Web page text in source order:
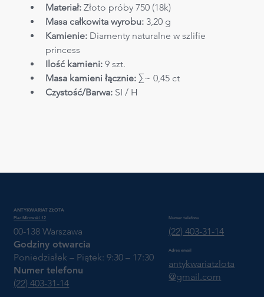
Materiał: Złoto próby 750 (18k)
Masa całkowita wyrobu: 3,20 g
Kamienie: Diamenty naturalne w szlifie
princess
Ilość kamieni: 9 szt.
Masa kamieni łącznie: ∑~ 0,45 ct
Czystość/Barwa: SI / H
ANTYKWARIAT ZŁOTA
Plac Mirowski 12
00-138 Warszawa
Godziny otwarcia
Poniedziałek – Piątek: 9:30 – 17:30
Numer telefonu
(22) 403-31-14
Numer telefonu
(22) 403-31-14
Adres email
antykwariatzlota
@gmail.com